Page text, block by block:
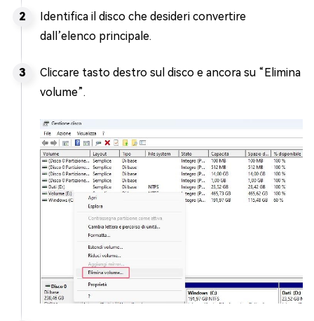
Identifica il disco che desideri convertire
dall’elenco principale.
Cliccare tasto destro sul disco e ancora su “Elimina
volume”.